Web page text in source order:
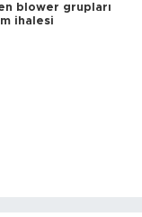
blower grupları
ihalesi